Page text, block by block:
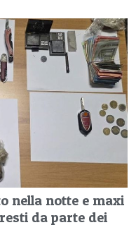
nella notte e maxi
da parte dei